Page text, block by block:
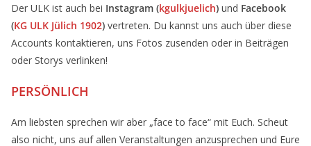
Der ULK ist auch bei Instagram (kgulkjuelich) und Facebook
(KG ULK Jülich 1902) vertreten. Du kannst uns auch über diese
Accounts kontaktieren, uns Fotos zusenden oder in Beiträgen
oder Storys verlinken!
PERSÖNLICH
Am liebsten sprechen wir aber „face to face“ mit Euch. Scheut
also nicht, uns auf allen Veranstaltungen anzusprechen und Eure